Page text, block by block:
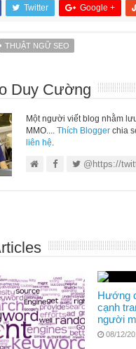
Twitter Google +
THUẬT NGỮ SEO
Duy Cường
Một người viết blog nhằm
MMO.... Thích Bloggerchia
liên hệ.
@https://
Hướng
cạnh
người
08/12/